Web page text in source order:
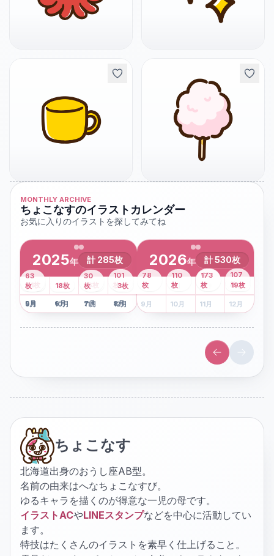
MONTHLY ARCHIVE
ちょこなすのイラストカレンダー
お気に入りのイラストを探してみてね
2025年 計 285枚
1月
2枚 2月 3月 4月
8枚
5月
41 枚
6月
13枚
7月
6枚
8月
101
枚
9月
63
枚
10月
18枚
11月
30
枚
12月
3枚
2026年 計530枚
1月 2月 3月
43
枚
4月
107
枚
5 月
78
枚
6月
110
枚
7月
173
枚
8月
19枚
9 月 10月 11月 12月
ちょこなす
北海道出身のおうし座AB型。
名前の由来はへなちょこなすび。
ゆるキャラを描くのが得意な一児の母です。
イラストACやLINEスタンプなどを中心に活動してい
ます。
特技はたくさんのイラストを素早く仕上げること。